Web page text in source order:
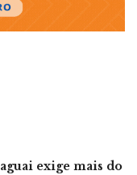
exige mais do